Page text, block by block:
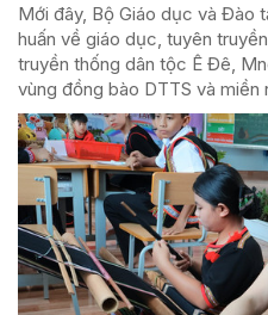
Mới đây, Bộ Giáo dục và Đào
huấn về giáo dục, tuyên
truyền thống dân tộc Ê Đê,
vùng đồng bào DTTS và miền